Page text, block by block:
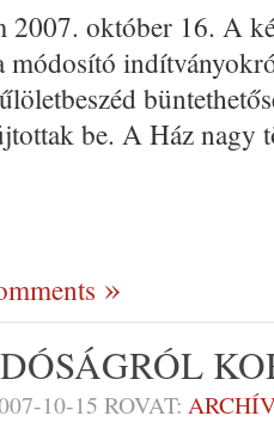
2007. október 16. A
módosító
be. A Ház nagy
10-15 ROVAT: